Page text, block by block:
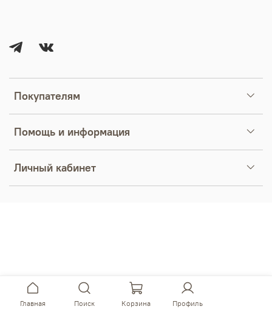
Покупателям
Помощь и информация
Личный кабинет
Главная Поиск Корзина Профиль